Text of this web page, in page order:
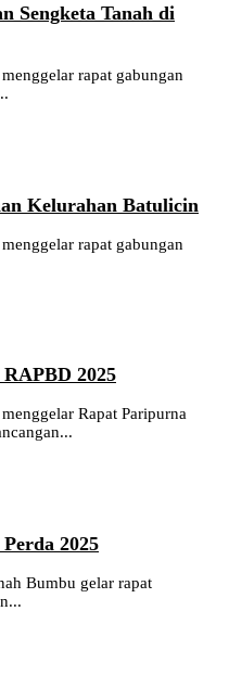
Sengketa Tanah di
rapat gabungan
Kelurahan Batulicin
rapat gabungan
2025
Rapat Paripurna
2025
Bumbu gelar rapat